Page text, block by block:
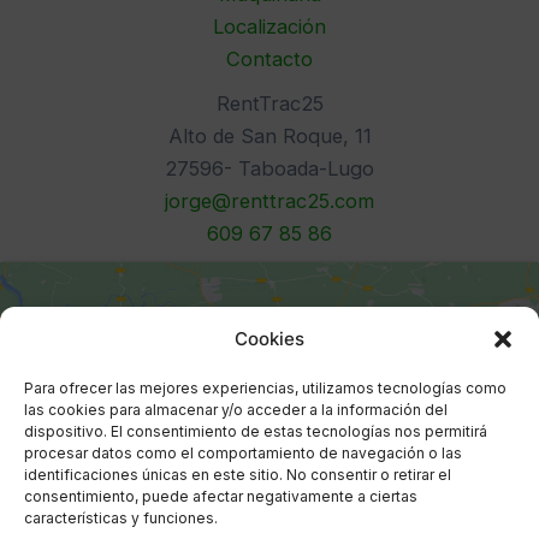
Cookies
Para ofrecer las mejores experiencias, utilizamos tecnologías como
las cookies para almacenar y/o acceder a la información del
dispositivo. El consentimiento de estas tecnologías nos permitirá
procesar datos como el comportamiento de navegación o las
identificaciones únicas en este sitio. No consentir o retirar el
consentimiento, puede afectar negativamente a ciertas
características y funciones.
Localización
Contacto
RentTrac25
Alto de San Roque, 11
27596- Taboada-Lugo
jorge@renttrac25.com
609 67 85 86
Haz clic para aceptar cookies de
marketing y permitir este contenido